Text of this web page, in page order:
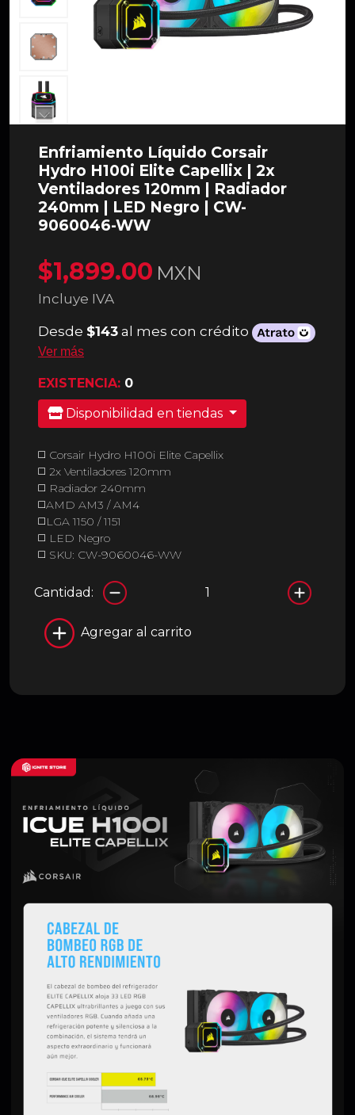
Enfriamiento Líquido Corsair
Hydro H100i Elite Capellix | 2x
Ventiladores 120mm | Radiador
240mm | LED Negro | CW-
9060046-WW
$1,899.00 MXN
Incluye IVA
Desde $143 al mes con crédito
Ver más
EXISTENCIA: 0
Disponibilidad en tiendas
◻️ Corsair Hydro H100i Elite Capellix
◻️ 2x Ventiladores 120mm
◻️ Radiador 240mm
◻️AMD AM3 / AM4
◻️LGA 1150 / 1151
◻️ LED Negro
◻️ SKU: CW-9060046-WW
Cantidad:
Agregar al carrito